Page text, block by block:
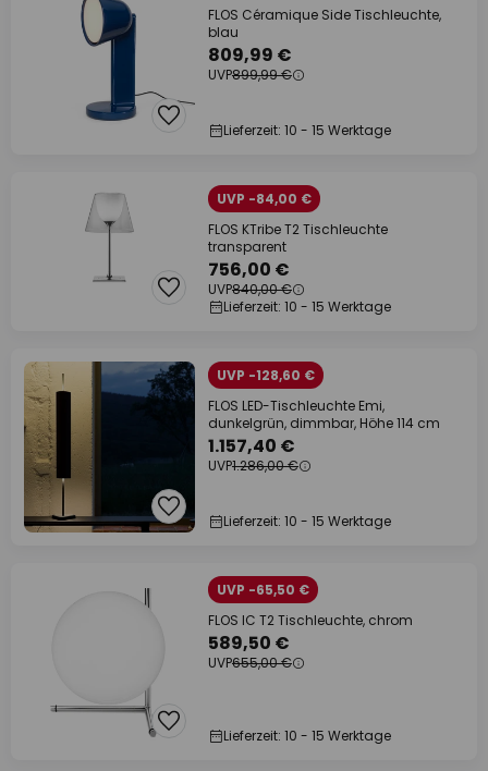
FLOS Céramique Side Tischleuchte,
blau
809,99 €
UVP899,99 €
Lieferzeit: 10 - 15 Werktage
UVP -84,00 €
FLOS KTribe T2 Tischleuchte
transparent
756,00 €
UVP840,00 €
Lieferzeit: 10 - 15 Werktage
UVP -128,60 €
FLOS LED-Tischleuchte Emi,
dunkelgrün, dimmbar, Höhe 114 cm
1.157,40 €
UVP1.286,00 €
Lieferzeit: 10 - 15 Werktage
UVP -65,50 €
FLOS IC T2 Tischleuchte, chrom
589,50 €
UVP655,00 €
Lieferzeit: 10 - 15 Werktage